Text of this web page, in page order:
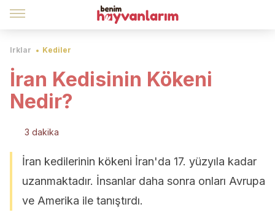
Irklar Kediler
İran Kedisinin Kökeni
Nedir?
3 dakika
İran kedilerinin kökeni İran'da 17. yüzyıla kadar
uzanmaktadır. İnsanlar daha sonra onları Avrupa
ve Amerika ile tanıştırdı.